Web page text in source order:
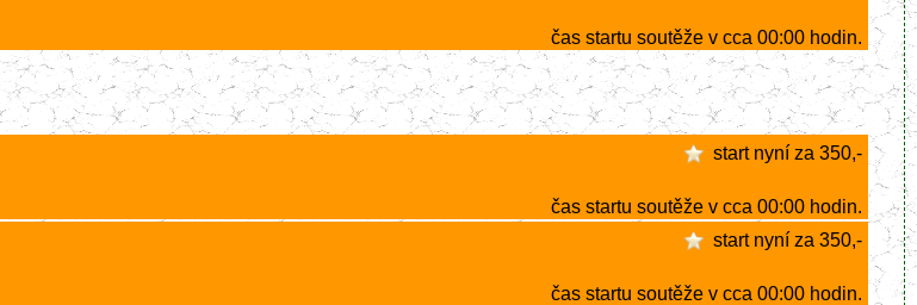
čas startu soutěže v cca 00:00 hodin.
start nyní za 350,-
čas startu soutěže v cca 00:00 hodin.
start nyní za 350,-
čas startu soutěže v cca 00:00 hodin.